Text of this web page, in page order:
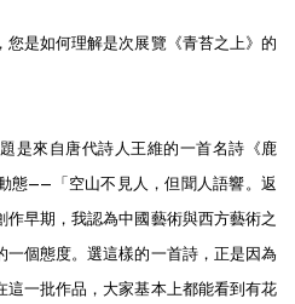
您是如何理解是次展覽《青苔之上》的
是來自唐代詩人王維的一首名詩《鹿
態——「空山不見人，但聞人語響。返
早期，我認為中國藝術與西方藝術之
個態度。選這樣的一首詩，正是因為
一批作品，大家基本上都能看到有花